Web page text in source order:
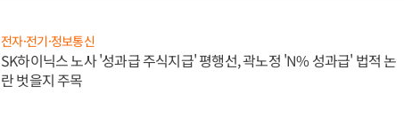
전자·전기·정보통신
SK하이닉스 노사 '성과급 주식지급' 평행선, 곽노정 'N% 성과급' 법적 논
란 벗을지 주목